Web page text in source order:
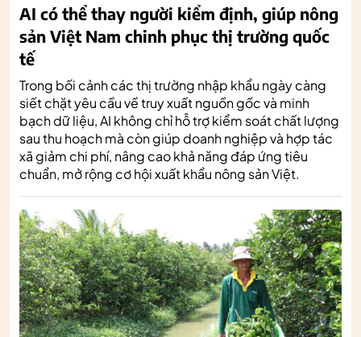
AI có thể thay người kiểm định, giúp nông
sản Việt Nam chinh phục thị trường quốc
tế
Trong bối cảnh các thị trường nhập khẩu ngày càng
siết chặt yêu cầu về truy xuất nguồn gốc và minh
bạch dữ liệu, AI không chỉ hỗ trợ kiểm soát chất lượng
sau thu hoạch mà còn giúp doanh nghiệp và hợp tác
xã giảm chi phí, nâng cao khả năng đáp ứng tiêu
chuẩn, mở rộng cơ hội xuất khẩu nông sản Việt.